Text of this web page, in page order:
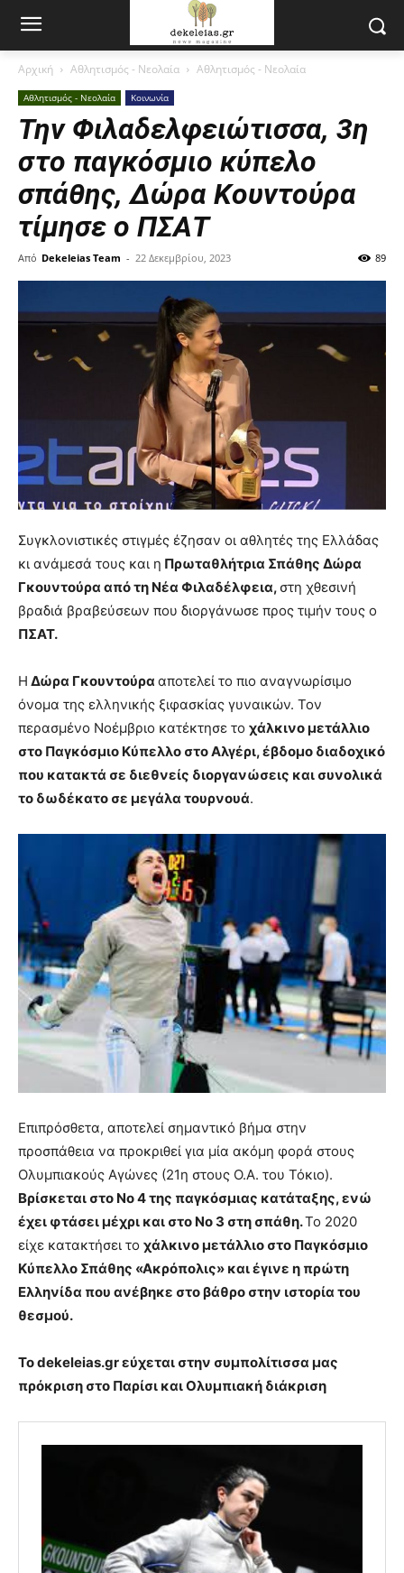
Αρχική Αθλητισμός - Νεολαία Αθλητισμός - Νεολαία
Αθλητισμός - Νεολαία Κοινωνία
Την Φιλαδελφειώτισσα, 3η
στο παγκόσμιο κύπελο
σπάθης, Δώρα Κουντούρα
τίμησε ο ΠΣΑΤ
Από Dekeleias Team - 22 Δεκεμβρίου, 2023 89
Συγκλονιστικές στιγμές έζησαν οι αθλητές της Ελλάδας
κι ανάμεσά τους και η Πρωταθλήτρια Σπάθης Δώρα
Γκουντούρα από τη Νέα Φιλαδέλφεια, στη χθεσινή
βραδιά βραβεύσεων που διοργάνωσε προς τιμήν τους ο
ΠΣΑΤ.
Η Δώρα Γκουντούρα αποτελεί το πιο αναγνωρίσιμο
όνομα της ελληνικής ξιφασκίας γυναικών. Τον
περασμένο Νοέμβριο κατέκτησε το χάλκινο μετάλλιο
στο Παγκόσμιο Κύπελλο στο Αλγέρι, έβδομο διαδοχικό
που κατακτά σε διεθνείς διοργανώσεις και συνολικά
το δωδέκατο σε μεγάλα τουρνουά.
Επιπρόσθετα, αποτελεί σημαντικό βήμα στην
προσπάθεια να προκριθεί για μία ακόμη φορά στους
Ολυμπιακούς Αγώνες (21η στους Ο.Α. του Τόκιο).
Βρίσκεται στο Νο 4 της παγκόσμιας κατάταξης, ενώ
έχει φτάσει μέχρι και στο Νο 3 στη σπάθη.Το 2020
είχε κατακτήσει το χάλκινο μετάλλιο στο Παγκόσμιο
Κύπελλο Σπάθης «Ακρόπολις» και έγινε η πρώτη
Ελληνίδα που ανέβηκε στο βάθρο στην ιστορία του
θεσμού.
Το dekeleias.gr εύχεται στην συμπολίτισσα μας
πρόκριση στο Παρίσι και Ολυμπιακή διάκριση